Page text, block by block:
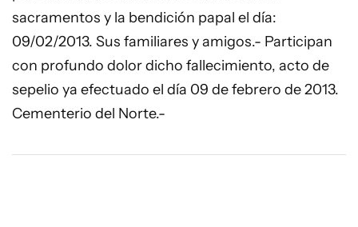
sacramentos y la bendición papal el día:
09/02/2013. Sus familiares y amigos.- Participan
con profundo dolor dicho fallecimiento, acto de
sepelio ya efectuado el día 09 de febrero de 2013.
Cementerio del Norte.-